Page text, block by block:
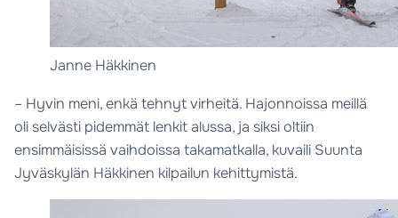
Janne Häkkinen
– Hyvin meni, enkä tehnyt virheitä. Hajonnoissa meillä
oli selvästi pidemmät lenkit alussa, ja siksi oltiin
ensimmäisissä vaihdoissa takamatkalla, kuvaili Suunta
Jyväskylän Häkkinen kilpailun kehittymistä.